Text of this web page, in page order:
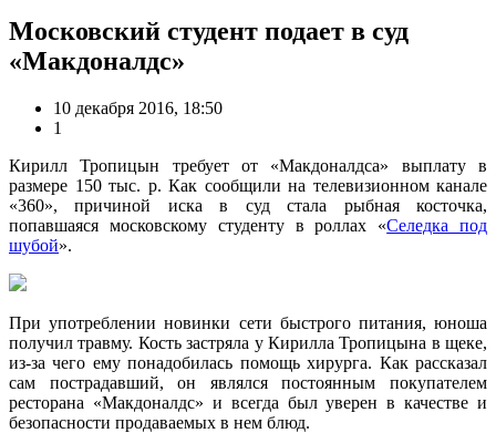
Московский студент подает в суд
«Макдоналдс»
10 декабря 2016, 18:50
1
Кирилл Тропицын требует от «Макдоналдса» выплату в
размере 150 тыс. р. Как сообщили на телевизионном канале
«360», причиной иска в суд стала рыбная косточка,
попавшаяся московскому студенту в роллах «Селедка под
шубой».
При употреблении новинки сети быстрого питания, юноша
получил травму. Кость застряла у Кирилла Тропицына в щеке,
из-за чего ему понадобилась помощь хирурга. Как рассказал
сам пострадавший, он являлся постоянным покупателем
ресторана «Макдоналдс» и всегда был уверен в качестве и
безопасности продаваемых в нем блюд.